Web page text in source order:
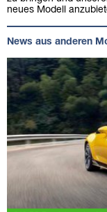
neues Modell
News aus anderen